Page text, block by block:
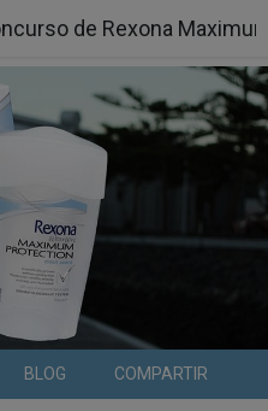
de Rexona
BLOG COMPARTIR